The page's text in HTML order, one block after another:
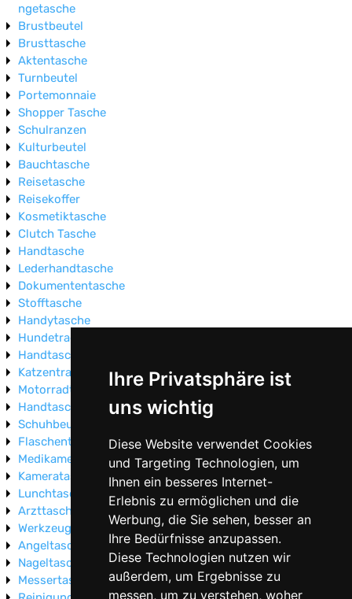
Ihre Privatsphäre ist
uns wichtig
Diese Website verwendet Cookies
und Targeting Technologien, um
Ihnen ein besseres Internet-
Erlebnis zu ermöglichen und die
Werbung, die Sie sehen, besser an
Ihre Bedürfnisse anzupassen.
Diese Technologien nutzen wir
außerdem, um Ergebnisse zu
messen, um zu verstehen, woher
ngetasche
Brustbeutel
Brusttasche
Aktentasche
Turnbeutel
Portemonnaie
Shopper Tasche
Schulranzen
Kulturbeutel
Bauchtasche
Reisetasche
Reisekoffer
Kosmetiktasche
Clutch Tasche
Handtasche
Lederhandtasche
Dokumententasche
Stofftasche
Handytasche
Hundetragetasche
Handtasche Vintage
Katzentragetasche
Motorradtasche
Handtasche Wildleder
Schuhbeutel
Flaschentasche
Medikamententasche
Kameratasche
Lunchtasche
Arzttasche
Werkzeugtasche
Angeltasche
Nageltasche
Messertasche